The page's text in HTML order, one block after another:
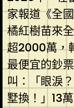
家報道《全
橘紅樹苗來
超2000萬，
最便宜的鈔
叫：「眼淚
墅換！」13